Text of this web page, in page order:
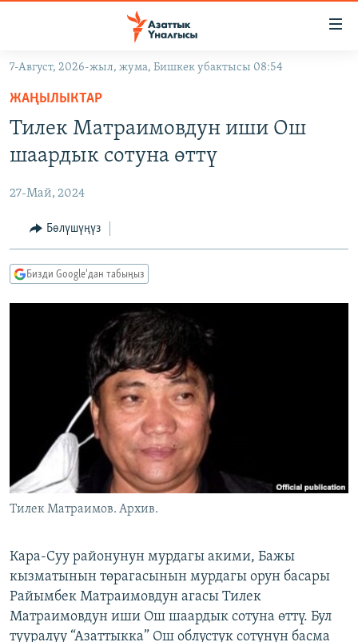
Навигацияга
өтүңүз
Издөөгө
салыңыз
ЭКОНОМИКА
МАДАНИЯТ
БОРБОР АЗИЯ
УКРАИНА
АТАЙЫН ИЛИКТӨӨ
ТВ ПРОГРАММАЛАР
ЭКСПЕРТТЕР ТАЛДАЙТ
ЭЖЕ-СИҢДИЛЕР
ЫҢГАЙСЫЗ СУРООЛОР
ӨЗГӨЧӨ ПИКИР
ОНЛАЙН ШЕРИНЕ
ЭЕ/АРнун бардык сайттары
7-Август, 2026-жыл, жума, Бишкек убактысы 08:54
ЖАҢЫЛЫКТАР
Тилек Матраимовдун иши Ош
шаардык сотуна өттү
27-Май, 2024
Бөлүшүңүз
Бизди Google'дан табыңыз
Тилек Матраимов. Архив.
Кара-Суу районунун мурдагы акими, Бажы
кызматынын төрагасынын мурдагы орун басары
Райымбек Матраимовдун агасы Тилек
Матраимовдун иши Ош шаардык сотуна өттү. Бул
тууралуу “Азаттыкка” Ош облустук сотунун басма